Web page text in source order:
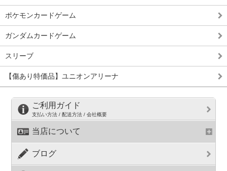
ポケモンカードゲーム
ガンダムカードゲーム
スリーブ
【傷あり特価品】ユニオンアリーナ
ご利用ガイド
支払い方法 / 配送方法 / 会社概要
当店について
ブログ